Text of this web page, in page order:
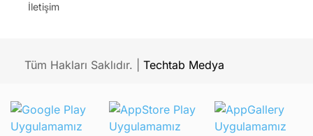
İletişim
Tüm Hakları Saklıdır. | Techtab Medya